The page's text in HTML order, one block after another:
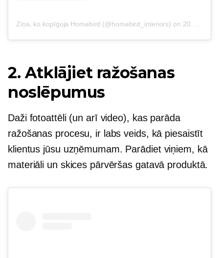
Ziņa, ko kopīgoja Homebird (@homebird_interiors) on 20. gada 2017. aprīlī plkst. 2:00, PDT
2. Atklājiet ražošanas
noslēpumus
Daži fotoattēli (un arī video), kas parāda
ražošanas procesu, ir labs veids, kā piesaistīt
klientus jūsu uzņēmumam. Parādiet viņiem, kā
materiāli un skices pārvēršas gatavā produktā.